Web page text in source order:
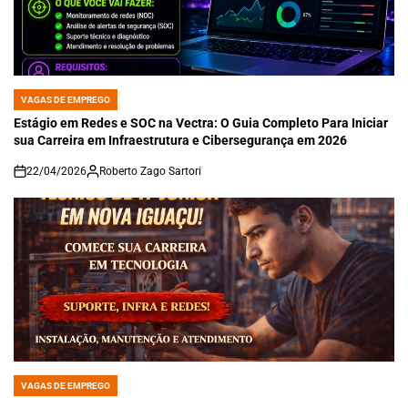
POSTED
IN
VAGAS DE EMPREGO
Estágio em Redes e SOC na Vectra: O Guia Completo Para Iniciar
sua Carreira em Infraestrutura e Cibersegurança em 2026
on
22/04/2026 Roberto Zago Sartori
POSTED
VAGAS DE EMPREGO